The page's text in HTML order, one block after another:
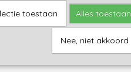
toestaan Alles toestaan
Nee, niet akkoord